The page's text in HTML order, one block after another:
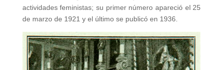
actividades feministas; su primer número apareció el 25
de marzo de 1921 y el último se publicó en 1936.